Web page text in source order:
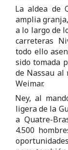
La aldea de
amplia
a lo largo de
carreteras
todo ello
sido tomada
de Nassau al
Weimar.
Ney, al
ligera de la
a Quatre-
4.500